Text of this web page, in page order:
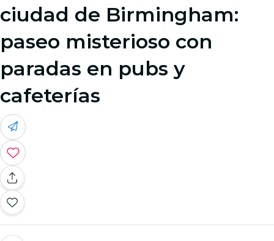
ciudad de Birmingham:
paseo misterioso con
paradas en pubs y
cafeterías